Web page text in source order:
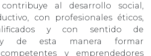
al desarrollo social,
con profesionales éticos,
y con sentido de
y de esta manera formar
y emprendedores